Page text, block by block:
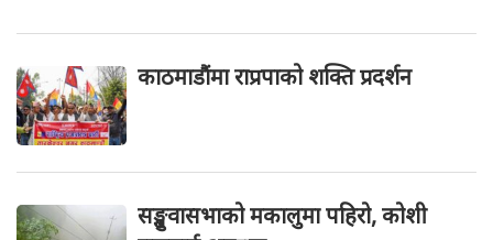
काठमाडौंमा राप्रपाको शक्ति प्रदर्शन
सङ्खुवासभाको मकालुमा पहिरो, कोशी